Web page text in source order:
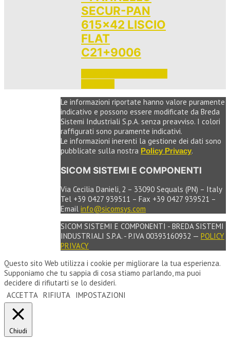
SECUR-PAN
615×42 LISCIO
FLAT
C21+9006
Le informazioni riportate hanno valore puramente
indicativo e possono essere modificate da Breda
Sistemi Industriali S.p.A. senza preavviso. I colori
raffigurati sono puramente indicativi.
Le informazioni inerenti la gestione dei dati sono
pubblicate sulla nostra Policy Privacy.
SICOM SISTEMI E COMPONENTI
Via Cecilia Danieli, 2 – 33090 Sequals (PN) – Italy
Tel +39 0427 939511 – Fax +39 0427 939521 –
Email info@sicomsys.com
SICOM SISTEMI E COMPONENTI - BREDA SISTEMI
INDUSTRIALI S.P.A. - P.IVA 00393160932 — POLICY
PRIVACY
Questo sito Web utilizza i cookie per migliorare la tua esperienza.
Supponiamo che tu sappia di cosa stiamo parlando, ma puoi
decidere di rifiutarti se lo desideri.
ACCETTA RIFIUTA IMPOSTAZIONI
Chiudi